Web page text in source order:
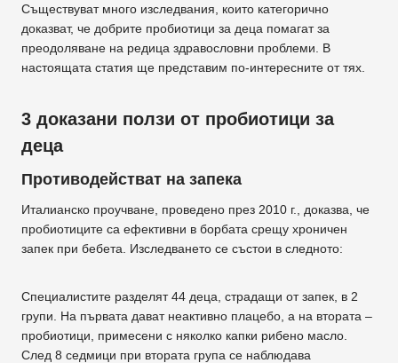
Съществуват много изследвания, които категорично
доказват, че добрите пробиотици за деца помагат за
преодоляване на редица здравословни проблеми. В
настоящата статия ще представим по-интересните от тях.
3 доказани ползи от пробиотици за
деца
Противодействат на запека
Италианско проучване, проведено през 2010 г., доказва, че
пробиотиците са ефективни в борбата срещу хроничен
запек при бебета. Изследването се състои в следното:
Специалистите разделят 44 деца, страдащи от запек, в 2
групи. На първата дават неактивно плацебо, а на втората –
пробиотици, примесени с няколко капки рибено масло.
След 8 седмици при втората група се наблюдава